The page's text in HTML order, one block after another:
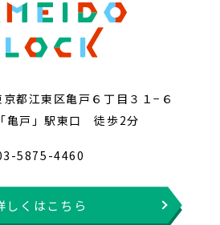
都江東区亀戸６丁目３１−６
亀戸」駅東口 徒歩2分
5875-4460
しくはこちら